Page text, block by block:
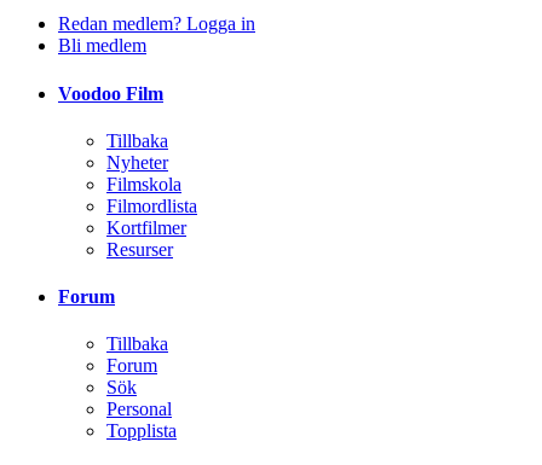
Redan medlem? Logga in
Bli medlem
Voodoo Film
Tillbaka
Nyheter
Filmskola
Filmordlista
Kortfilmer
Resurser
Forum
Tillbaka
Forum
Sök
Personal
Topplista